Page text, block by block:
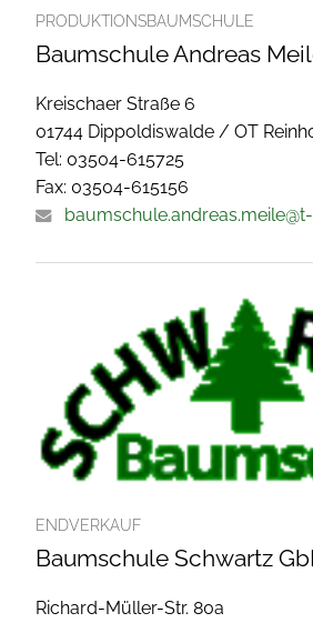
PRODUKTIONSBAUMSCHULE
Baumschule Andreas
Kreischaer Straße 6
01744 Dippoldiswalde / OT
Tel: 03504-615725
Fax: 03504-615156
ENDVERKAUF
Baumschule Schwartz
Richard-Müller-Str. 80a